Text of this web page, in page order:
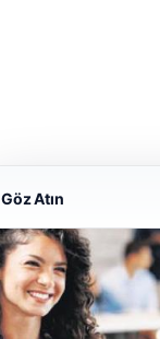
Göz Atın